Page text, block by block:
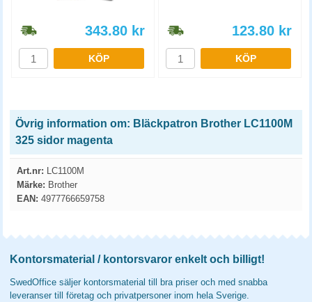
343.80 kr
KÖP
123.80 kr
KÖP
Övrig information om: Bläckpatron Brother LC1100M
325 sidor magenta
Art.nr: LC1100M
Märke: Brother
EAN: 4977766659758
Kontorsmaterial / kontorsvaror enkelt och billigt!
SwedOffice säljer kontorsmaterial till bra priser och med snabba
leveranser till företag och privatpersoner inom hela Sverige.